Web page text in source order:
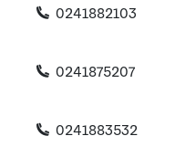
0241882103
0241875207
0241883532